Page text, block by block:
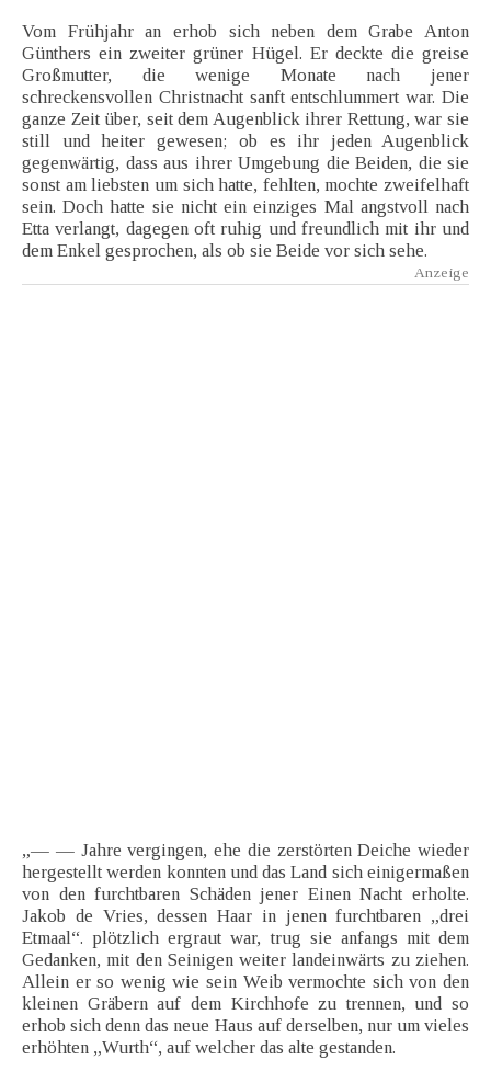
Vom Frühjahr an erhob sich neben dem Grabe Anton
Günthers ein zweiter grüner Hügel. Er deckte die greise
Großmutter, die wenige Monate nach jener
schreckensvollen Christnacht sanft entschlummert war. Die
ganze Zeit über, seit dem Augenblick ihrer Rettung, war sie
still und heiter gewesen; ob es ihr jeden Augenblick
gegenwärtig, dass aus ihrer Umgebung die Beiden, die sie
sonst am liebsten um sich hatte, fehlten, mochte zweifelhaft
sein. Doch hatte sie nicht ein einziges Mal angstvoll nach
Etta verlangt, dagegen oft ruhig und freundlich mit ihr und
dem Enkel gesprochen, als ob sie Beide vor sich sehe.
„— — Jahre vergingen, ehe die zerstörten Deiche wieder
hergestellt werden konnten und das Land sich einigermaßen
von den furchtbaren Schäden jener Einen Nacht erholte.
Jakob de Vries, dessen Haar in jenen furchtbaren „drei
Etmaal“. plötzlich ergraut war, trug sie anfangs mit dem
Gedanken, mit den Seinigen weiter landeinwärts zu ziehen.
Allein er so wenig wie sein Weib vermochte sich von den
kleinen Gräbern auf dem Kirchhofe zu trennen, und so
erhob sich denn das neue Haus auf derselben, nur um vieles
erhöhten „Wurth“, auf welcher das alte gestanden.